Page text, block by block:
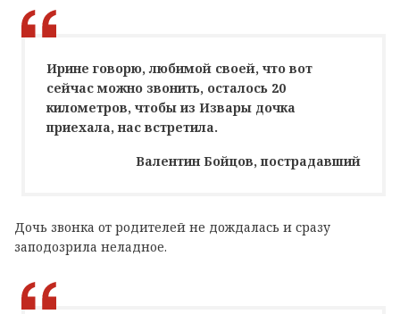
Ирине говорю, любимой своей, что вот
сейчас можно звонить, осталось 20
километров, чтобы из Извары дочка
приехала, нас встретила.
Валентин Бойцов, пострадавший
Дочь звонка от родителей не дождалась и сразу
заподозрила неладное.